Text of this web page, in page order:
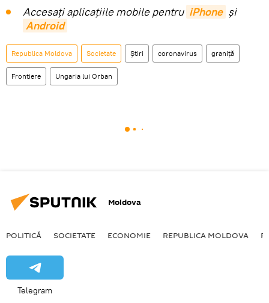
Accesaţi aplicaţiile mobile pentru iPhone și
Android
Republica Moldova Societate Știri coronavirus graniță
Frontiere Ungaria lui Orban
Moldova
POLITICĂ SOCIETATE ECONOMIE REPUBLICA MOLDOVA
Telegram